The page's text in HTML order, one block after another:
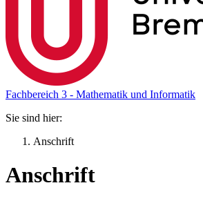
Fachbereich 3 - Mathematik und Informatik
Sie sind hier:
Anschrift
Anschrift